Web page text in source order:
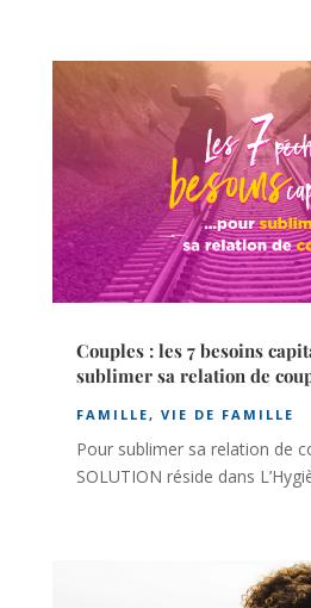
Couples : les 7 besoins
sublimer sa relation de
FAMILLE, VIE DE FAMILLE
Pour sublimer sa relation de
SOLUTION réside dans